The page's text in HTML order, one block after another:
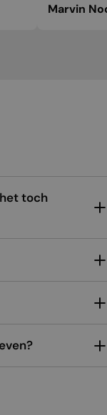
Marvin
toch